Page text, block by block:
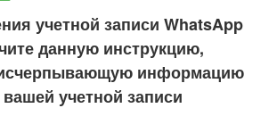
учетной записи WhatsApp
данную инструкцию,
информацию
учетной записи